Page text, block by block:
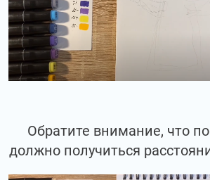
Обратите внимание, что
должно получиться